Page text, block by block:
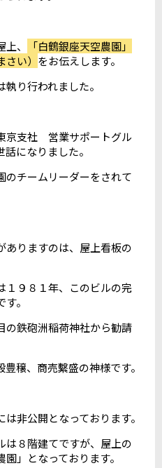
、
「白鶴銀座天空農園」
い） をお伝えします。
り行われました。
京支社 営業サポートグル
になりました。
のチームリーダーをされて
ありますのは、屋上看板の
１９８１年、このビルの完
。
の鉄砲洲稲荷神社から勧請
穣、商売繫盛の神様です。
非公開となっております。
は８階建てですが、屋上の
」となっております。